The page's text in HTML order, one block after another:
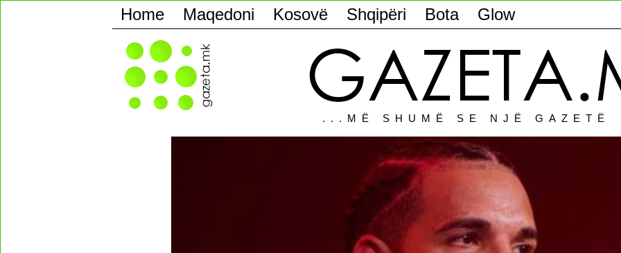
Home Maqedoni Kosovë Shqipëri Bota Glow
...MË SHUMË SE NJË GAZETË